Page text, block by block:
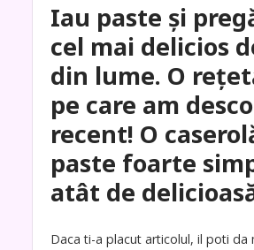
Iau paste și
cel mai delicios
din lume. O
pe care am
recent! O
paste foarte
atât de
Daca ti-a placut articolul, il poti da